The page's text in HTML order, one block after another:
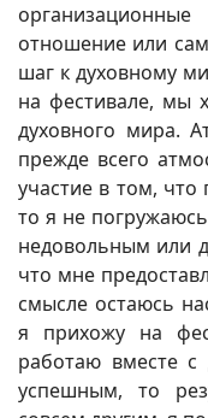
отношение или
шаг к духовному
на фестивале, мы
духовного мира.
прежде всего
участие в том, что
то я не
недовольным или
что мне
смысле остаюсь
я прихожу на
работаю вместе
успешным, то